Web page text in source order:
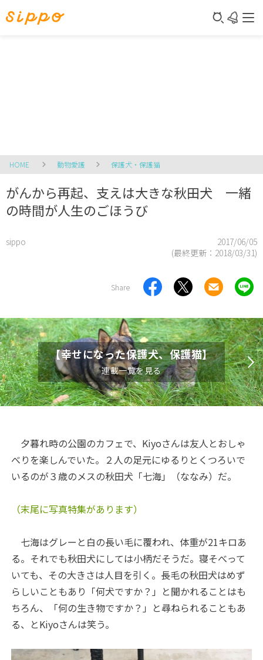
HOME 動物愛護 保護犬・保護猫
がんから再起、支えは大きな秋田犬 一緒
の時間が人生のごほうび
sippo
2017/06/05
(最終更新： 2018/03/31)
Share
【幸せになった保護犬、保護猫】
連載一覧を見る
夕暮れ時の公園のカフェで、Kiyoさんは友人とおしゃ
べりを楽しんでいた。２人の足元にゆるりとくつろいで
いるのが３歳のメスの秋田犬「七海」（ななみ）だ。
（末尾に写真特集があります）
七海はグレーと白の長い毛に覆われ、体重が21キロあ
る。それでも秋田犬にしては小柄だそうだ。寝そべって
いても、その大きさは人目を引く。長毛の秋田犬はめず
らしいこともあり「何犬ですか？」と聞かれることはも
ちろん、「何の生き物ですか？」と尋ねられることもあ
る、とKiyoさんは笑う。